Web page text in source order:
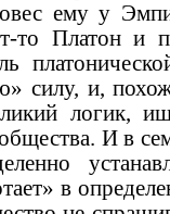
ему у
то Платон и
силу, и,
логик,
И в
в